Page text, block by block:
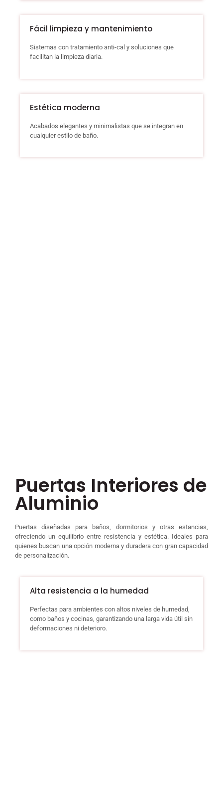
Fácil limpieza y mantenimiento
Sistemas con tratamiento anti-cal y soluciones que
facilitan la limpieza diaria.
Estética moderna
Acabados elegantes y minimalistas que se integran en
cualquier estilo de baño.
Puertas Interiores de
Aluminio
Puertas diseñadas para baños, dormitorios y otras estancias,
ofreciendo un equilibrio entre resistencia y estética. Ideales para
quienes buscan una opción moderna y duradera con gran capacidad
de personalización.
Alta resistencia a la humedad
Perfectas para ambientes con altos niveles de humedad,
como baños y cocinas, garantizando una larga vida útil sin
deformaciones ni deterioro.